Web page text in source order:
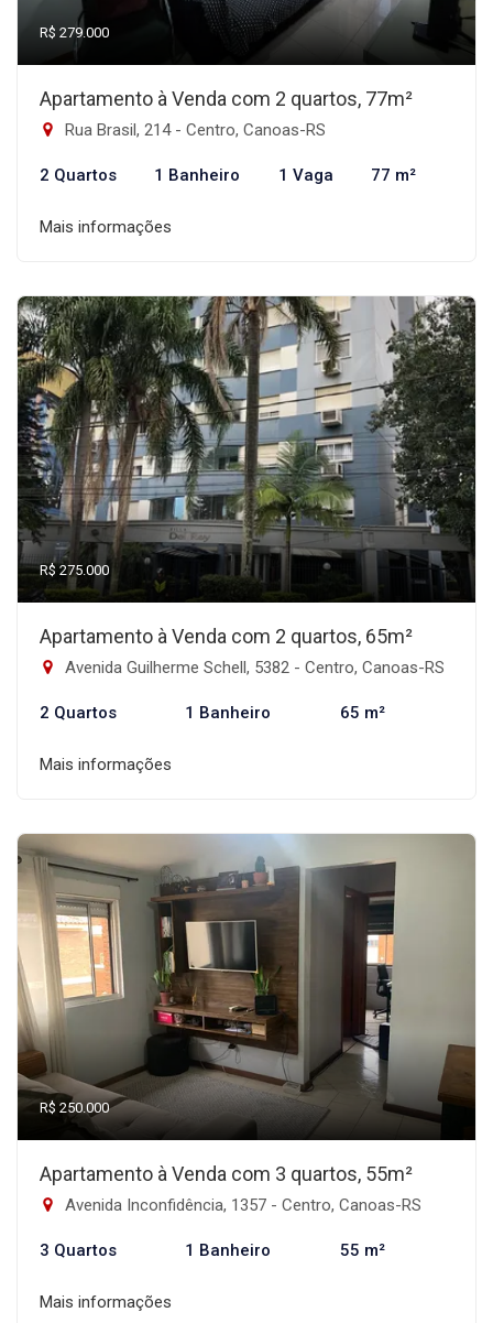
R$ 279.000
Apartamento à Venda com 2 quartos, 77m²
Rua Brasil, 214 - Centro, Canoas-RS
2 Quartos 1 Banheiro 1 Vaga 77 m²
Mais informações
R$ 275.000
Apartamento à Venda com 2 quartos, 65m²
Avenida Guilherme Schell, 5382 - Centro, Canoas-RS
2 Quartos 1 Banheiro 65 m²
Mais informações
R$ 250.000
Apartamento à Venda com 3 quartos, 55m²
Avenida Inconfidência, 1357 - Centro, Canoas-RS
3 Quartos 1 Banheiro 55 m²
Mais informações